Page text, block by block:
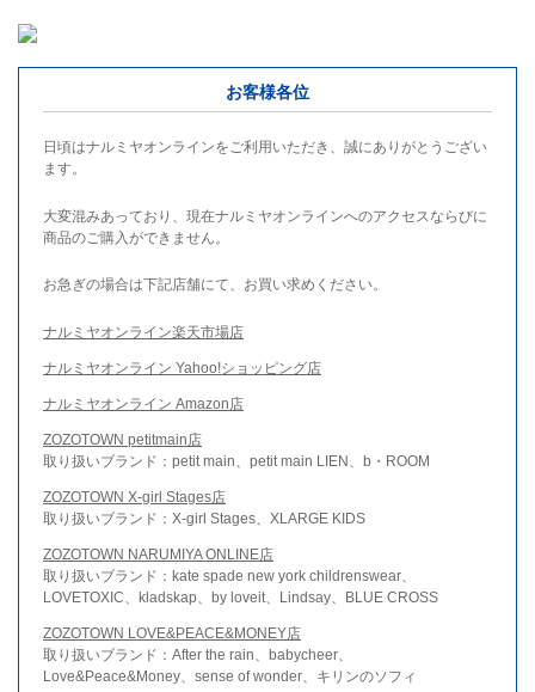
お客様各位
日頃はナルミヤオンラインをご利用いただき、誠にありがとうござい
ます。
大変混みあっており、現在ナルミヤオンラインへのアクセスならびに
商品のご購入ができません。
お急ぎの場合は下記店舗にて、お買い求めください。
ナルミヤオンライン楽天市場店
ナルミヤオンライン Yahoo!ショッピング店
ナルミヤオンライン Amazon店
ZOZOTOWN petitmain店
取り扱いブランド：petit main、petit main LIEN、b・ROOM
ZOZOTOWN X-girl Stages店
取り扱いブランド：X-girl Stages、XLARGE KIDS
ZOZOTOWN NARUMIYA ONLINE店
取り扱いブランド：kate spade new york childrenswear、
LOVETOXIC、kladskap、by loveit、Lindsay、BLUE CROSS
ZOZOTOWN LOVE&PEACE&MONEY店
取り扱いブランド：After the rain、babycheer、
Love&Peace&Money、sense of wonder、キリンのソフィ